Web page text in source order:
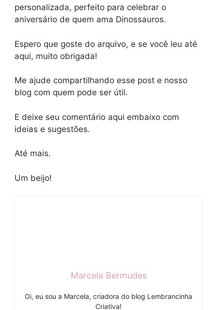
personalizada, perfeito para celebrar o
aniversário de quem ama Dinossauros.
Espero que goste do arquivo, e se você leu até
aqui, muito obrigada!
Me ajude compartilhando esse post e nosso
blog com quem pode ser útil.
E deixe seu comentário aqui embaixo com
ideias e sugestões.
Até mais.
Um beijo!
Marcela Bermudes
Oi, eu sou a Marcela, criadora do blog Lembrancinha
Criativa!